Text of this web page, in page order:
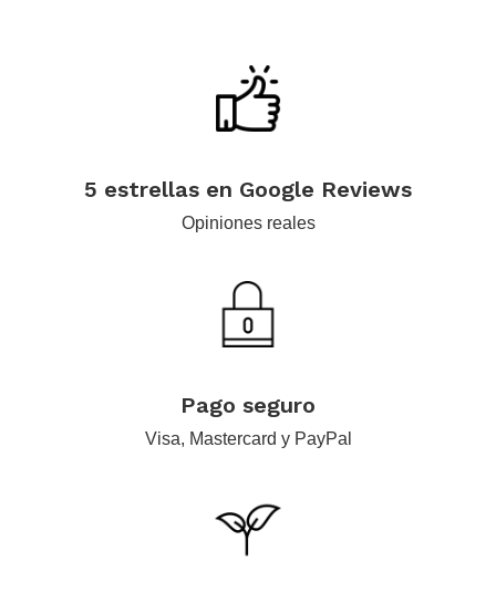
5 estrellas en Google Reviews
Opiniones reales
Pago seguro
Visa, Mastercard y PayPal